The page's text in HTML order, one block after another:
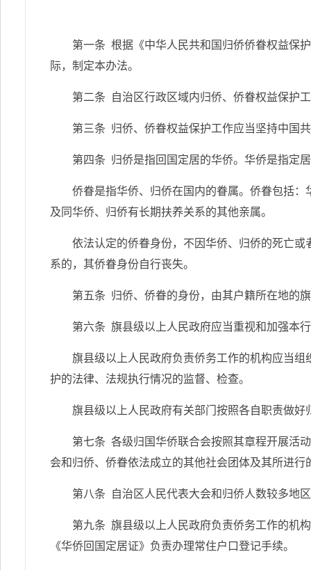
第一条 根据《中华人民共和国归侨侨眷权益保
际，制定本办法。
第二条 自治区行政区域内归侨、侨眷权益保护
第三条 归侨、侨眷权益保护工作应当坚持中国
第四条 归侨是指回国定居的华侨。华侨是指定
侨眷是指华侨、归侨在国内的眷属。侨眷包括
及同华侨、归侨有长期扶养关系的其他亲属。
依法认定的侨眷身份，不因华侨、归侨的死亡
系的，其侨眷身份自行丧失。
第五条 归侨、侨眷的身份，由其户籍所在地的
第六条 旗县级以上人民政府应当重视和加强本
旗县级以上人民政府负责侨务工作的机构应当
护的法律、法规执行情况的监督、检查。
旗县级以上人民政府有关部门按照各自职责做好
第七条 各级归国华侨联合会按照其章程开展活
会和归侨、侨眷依法成立的其他社会团体及其所进
第八条 自治区人民代表大会和归侨人数较多地
第九条 旗县级以上人民政府负责侨务工作的机
《华侨回国定居证》负责办理常住户口登记手续。